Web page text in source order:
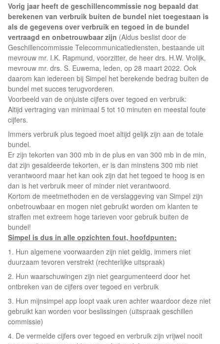
Vorig jaar heeft de geschillencommissie nog bepaald dat
berekenen van verbruik buiten de bundel niet toegestaan is
als de gegevens over verbruik en tegoed in de bundel
vertraagd en onbetrouwbaar zijn (Aldus beslist door de
Geschillencommissie Telecommunicatiediensten, bestaande uit
mevrouw mr. I.K. Rapmund, voorzitter, de heer drs. H.W. Vrolijk,
mevrouw mr. drs. S. Euwema, leden, op 28 maart 2022. Ook
daarom kan iedereen bij Simpel het berekende bedrag buiten de
bundel met succes terugvorderen.
Voorbeeld van de onjuiste cijfers over tegoed en verbruik:
Altijd vertraging van minimaal 5 tot 10 minuten en meestal foute
cijfers.
Immers verbruik plus tegoed moet altijd gelijk zijn aan de totale
bundel.
Er zijn tekorten van 300 mb in de plus en van 300 mb in de min,
dat zijn gesaldeerde tekorten, er is dan minstens 300 mb niet
verantwoord maar het kan ook zijn dat het tegoed te hoog is en
dan is het verbruik meer of minder niet verantwoord.
Kortom de meetmethoden en de verslaggeving van Simpel zijn
onbetrouwbaar en mogen niet gebruikt worden om klanten te
straffen met extreem hoge tarieven voor gebruik buiten de
bundel!
Simpel is dus in alle opzichten fout, hoofdpunten:
1. Hun algemene voorwaarden zijn niet geldig, immers niet
duurzaam tevoren verstrekt (rechterlijke uitspraak)
2. Hun waarschuwingen zijn niet geargumenteerd door het
ontbreken van de cijfers over tegoed en verbruik
3. Hun mijnsimpel app loopt vaak uren achter waardoor deze niet
gebruikt kan worden voor beslissingen (uitspraak geschillen
commissie)
4. De vermelde cijfers over tegoed en verbruik zijn vrijwel nooit